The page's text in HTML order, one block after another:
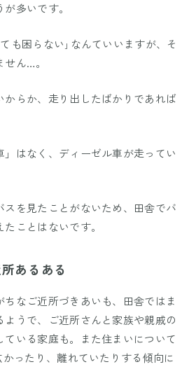
多いです。
も困らない｣なんていいますが、そ
ん…。
からか、走り出したばかりであれば
」はなく、ディーゼル車が走ってい
スを見たことがないため、田舎でバ
ことはないです。
あるある
なご近所づきあいも、田舎ではま
うで、ご近所さんと家族や親戚の
ている家庭も。また住まいについて
かったり、離れていたりする傾向に